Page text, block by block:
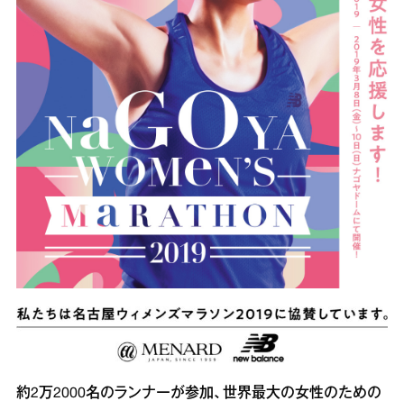
約2万2000名のランナーが参加、世界最大の女性のための